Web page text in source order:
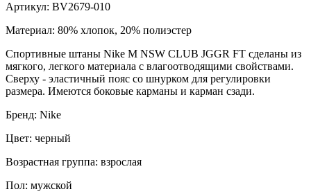
Артикул: BV2679-010
Материал: 80% хлопок, 20% полиэстер
Спортивные штаны Nike M NSW CLUB JGGR FT сделаны из
мягкого, легкого материала с влагоотводящими свойствами.
Сверху - эластичный пояс со шнурком для регулировки
размера. Имеются боковые карманы и карман сзади.
Бренд: Nike
Цвет: черный
Возрастная группа: взрослая
Пол: мужской